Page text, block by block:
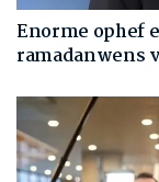
Enorme ophef
ramadanwens